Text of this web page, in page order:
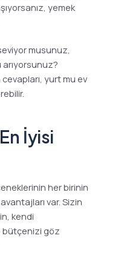
yemek
musunuz,
yurt mu ev
İyisi
her birinin
var. Sizin
kendi
bütçenizi göz